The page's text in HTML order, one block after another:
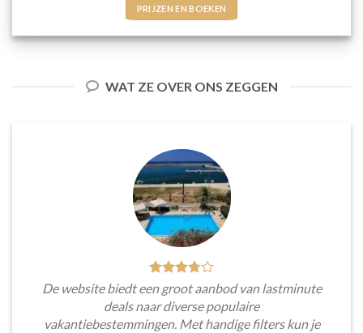
PRIJZEN EN BOEKEN
WAT ZE OVER ONS ZEGGEN
De website biedt een groot aanbod van lastminute
deals naar diverse populaire
vakantiebestemmingen. Met handige filters kun je